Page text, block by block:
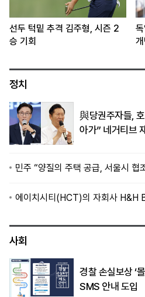
선두 턱밑 추격 김주형, 시즌 2
승 기회
정치
與당권주자들,
아가” 네거티브
민주 “양질의 주택 공급, 서울시 협
에이치시티(HCT)의 자회사 H&H
사회
경찰 손실보상 ‘
SMS 안내 도입